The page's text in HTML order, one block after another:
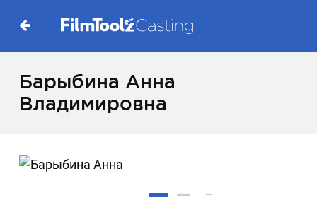
Барыбина Анна
Владимировна